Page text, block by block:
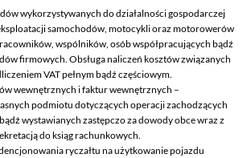
wykorzystywanych do działalności gospodarczej
samochodów, motocykli oraz motorowerów
wspólników, osób współpracujących bądź
firmowych. Obsługa naliczeń kosztów związanych
VAT pełnym bądź częściowym.
wewnętrznych i faktur wewnętrznych –
podmiotu dotyczących operacji zachodzących
wystawianych zastępczo za dowody obce wraz z
do ksiąg rachunkowych.
ryczałtu na użytkowanie pojazdu